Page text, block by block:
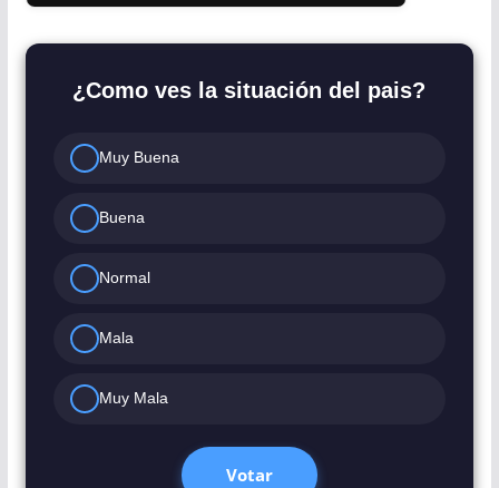
¿Como ves la situación del pais?
Muy Buena
Buena
Normal
Mala
Muy Mala
Votar